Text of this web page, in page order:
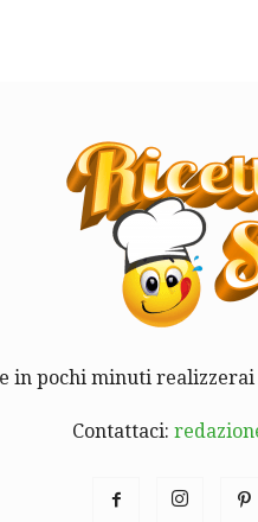
in pochi minuti
Contattaci: